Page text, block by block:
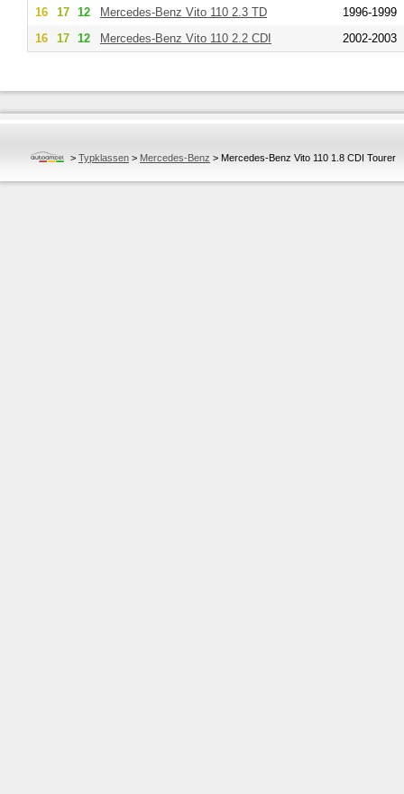
16 17 12 Mercedes-Benz Vito 110 2.3 TD
1996-1999
16
17 12 Mercedes-Benz Vito 110 2.2 CDI 2002-2003
> Typklassen > Mercedes-Benz > Mercedes-Benz Vito 110 1.8 CDI Tourer